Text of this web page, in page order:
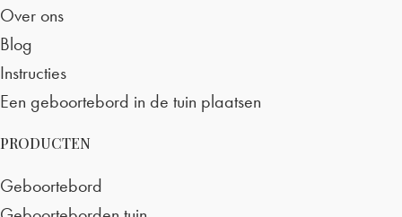
Over ons
Blog
Instructies
Een geboortebord in de tuin plaatsen
PRODUCTEN
Geboortebord